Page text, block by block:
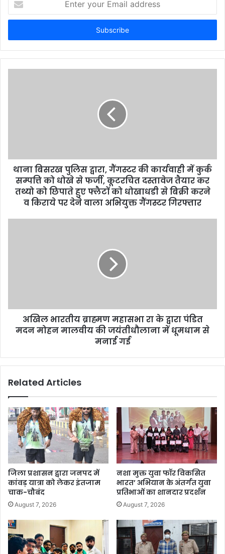
your
Email
थाना बिसरख पुलिस द्वारा, गैंगस्टर की कार्यवाही में कुर्क
सम्पत्ति को धोखे से फर्जी, कूटरचित दस्तावेज तैयार कर
तथ्यो को छिपाते हुए फ्लैटों को धोखाधडी से बिक्री करने
व किराये पर देने वाला अभियुक्त गैंगस्टर गिरफ्तार
अखिल भारतीय ब्राह्मण महासभा रा के द्वारा पंडित
मदन मोहन मालवीय की जयंतीधौलाना में धूमधाम से
मनाई गई
Related Articles
जिला प्रशासन द्वारा जनपद में
कांवड़ यात्रा को लेकर इंतजाम
चाक-चौबंद
August 7, 2026
नशा मुक्त युवा फॉर विकसित
भारत’ अभियान के अंतर्गत युवा
प्रतिभाओं का शानदार प्रदर्शन
August 7, 2026